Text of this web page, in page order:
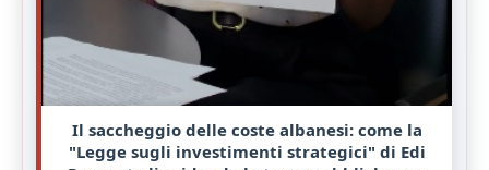
Il saccheggio delle coste albanesi: come la
"Legge sugli investimenti strategici" di Edi